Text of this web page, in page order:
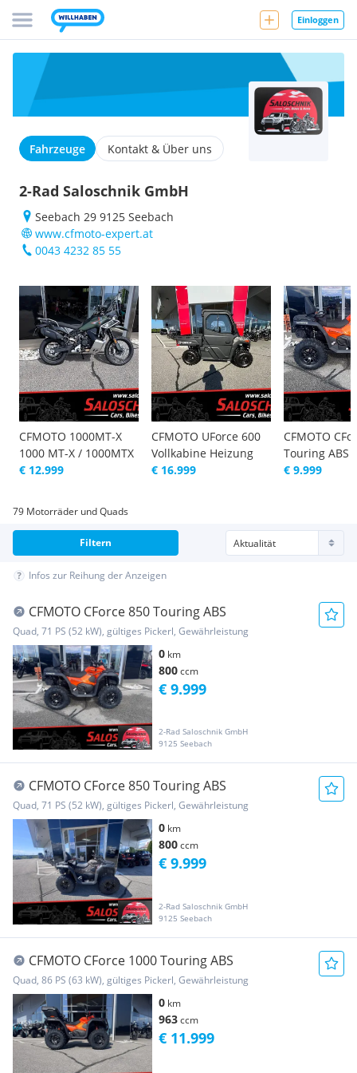
Einloggen
Fahrzeuge Kontakt & Über uns
2-Rad Saloschnik GmbH
Seebach 29 9125 Seebach
www.cfmoto-expert.at
0043 4232 85 55
CFMOTO 1000MT-X
1000 MT-X / 1000MTX
€ 12.999
CFMOTO UForce 600
Vollkabine Heizung
€ 16.999
CFMOTO
Touring ABS
€ 9.999
79 Motorräder und Quads
Filtern
Infos zur Reihung der Anzeigen
CFMOTO CForce 850 Touring ABS
Quad, 71 PS (52 kW), gültiges Pickerl, Gewährleistung
0 km
800ccm
2-Rad Saloschnik GmbH
9125 Seebach
€ 9.999
CFMOTO CForce 850 Touring ABS
Quad, 71 PS (52 kW), gültiges Pickerl, Gewährleistung
0 km
800ccm
2-Rad Saloschnik GmbH
9125 Seebach
€ 9.999
CFMOTO CForce 1000 Touring ABS
Quad, 86 PS (63 kW), gültiges Pickerl, Gewährleistung
0 km
963ccm
€ 11.999